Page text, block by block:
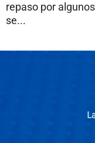
repaso por
se...